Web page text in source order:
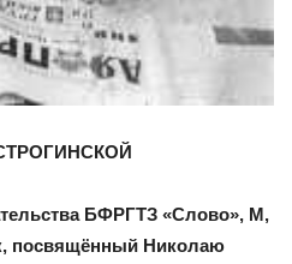
БФРГТЗ «Слово», М,
посвящённый Николаю